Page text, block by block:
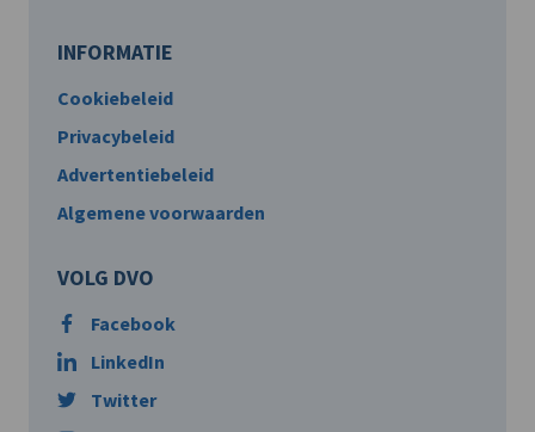
INFORMATIE
Cookiebeleid
Privacybeleid
Advertentiebeleid
Algemene voorwaarden
VOLG DVO
Facebook
LinkedIn
Twitter